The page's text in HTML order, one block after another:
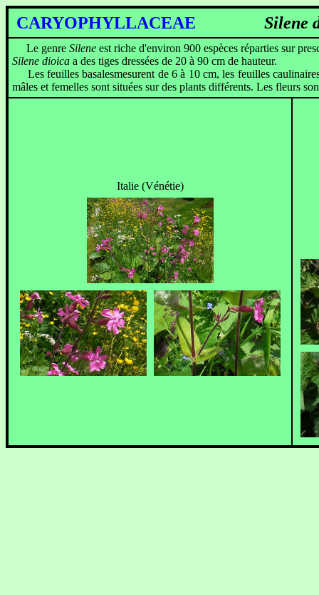
CARYOPHYLLACEAE Silene
Le genre Silene est riche d'environ 900 espèces réparties sur
Silene dioica a des tiges dressées de 20 à 90 cm de hauteur.
Les feuilles basalesmesurent de 6 à 10 cm, les feuilles
mâles et femelles sont situées sur des plants différents. Les fleurs
Italie (Vénétie)